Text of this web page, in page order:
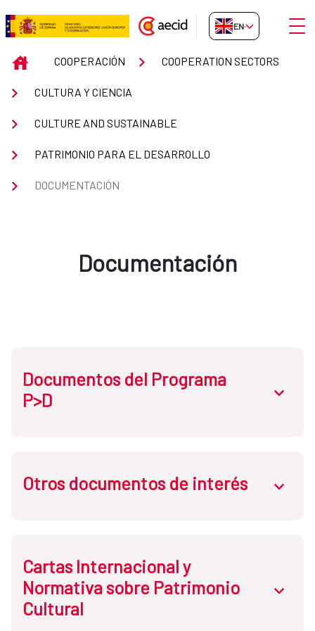
Skip to Main Content
Documentación
EN-GB
INICIOCOOPERACIÓN COOPERATION SECTORS
CULTURA Y CIENCIA
CULTURE AND SUSTAINABLE
PATRIMONIO PARA EL DESARROLLO
DOCUMENTACIÓN
Documentación
Documentos del Programa
P>D
Folleto Patrimonio para el
Memoria 2010
Otros documentos de interés
Manual para la Conservación del
Patrimonio Arquitectónico Habitacional
de Sucre. Unidad Mixta Municipal
Cartas Internacional y
Normativa sobre Patrimonio
Cultural